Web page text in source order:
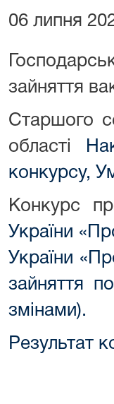
06 липня
зайняття
Старшого
області
конкурсу,
Конкурс
України
України
зайняття
змінами).
Результат